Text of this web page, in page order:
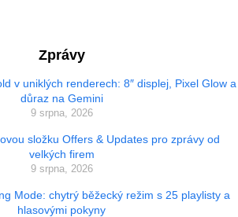
Zprávy
v uniklých renderech: 8″ displej, Pixel Glow a
důraz na Gemini
9 srpna, 2026
složku Offers & Updates pro zprávy od
velkých firem
9 srpna, 2026
Mode: chytrý běžecký režim s 25 playlisty a
hlasovými pokyny